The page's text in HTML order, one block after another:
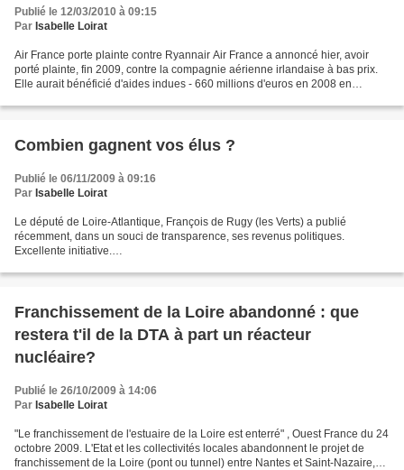
Publié le 12/03/2010 à 09:15
Par Isabelle Loirat
Air France porte plainte contre Ryannair Air France a annoncé hier, avoir
porté plainte, fin 2009, contre la compagnie aérienne irlandaise à bas prix.
Elle aurait bénéficié d'aides indues - 660 millions d'euros en 2008 en
Combien gagnent vos élus ?
Publié le 06/11/2009 à 09:16
Par Isabelle Loirat
Le député de Loire-Atlantique, François de Rugy (les Verts) a publié
récemment, dans un souci de transparence, ses revenus politiques.
Excellente initiative.
inances_depute.pdf...
Franchissement de la Loire abandonné : que
restera t'il de la DTA à part un réacteur
nucléaire?
Publié le 26/10/2009 à 14:06
Par Isabelle Loirat
"Le franchissement de l'estuaire de la Loire est enterré" , Ouest France du 24
octobre 2009. L'Etat et les collectivités locales abandonnent le projet de
franchissement de la Loire (pont ou tunnel) entre Nantes et Saint-Nazaire,